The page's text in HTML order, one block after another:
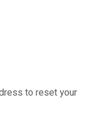
to reset your